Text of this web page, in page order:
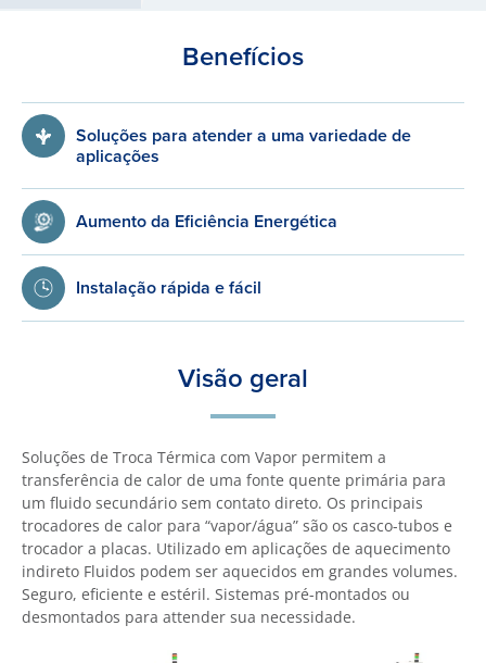
Benefícios
Soluções para atender a uma variedade de
aplicações
Aumento da Eficiência Energética
Instalação rápida e fácil
Visão geral
Soluções de Troca Térmica com Vapor permitem a
transferência de calor de uma fonte quente primária para
um fluido secundário sem contato direto. Os principais
trocadores de calor para “vapor/água” são os casco-tubos e
trocador a placas. Utilizado em aplicações de aquecimento
indireto Fluidos podem ser aquecidos em grandes volumes.
Seguro, eficiente e estéril. Sistemas pré-montados ou
desmontados para attender sua necessidade.